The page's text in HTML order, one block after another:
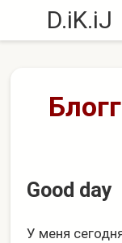
D.iK.iJ
Good day
У меня